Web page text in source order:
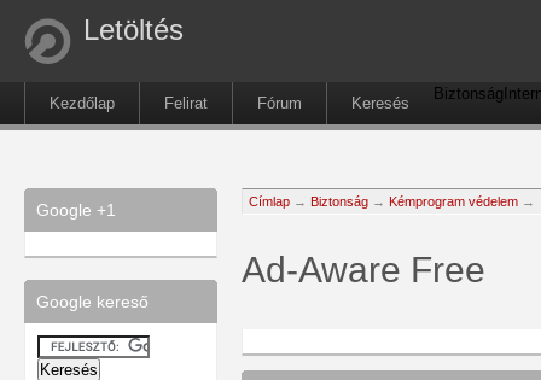
Letöltés
Kezdőlap Felirat Fórum Keresés
Biztonság
Google +1
Google kereső
Címlap → Biztonság → Kémprogram védelem →
Ad-Aware Free